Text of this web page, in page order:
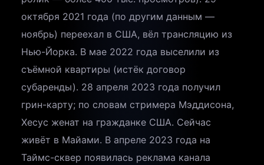
октября 2021 года (по другим данным —
ноябрь) переехал в США, вёл трансляцию из
Нью-Йорка. В мае 2022 года выселили из
съёмной квартиры (истёк договор
субаренды). 28 апреля 2023 года получил
грин-карту; по словам стримера Мэддисона,
Хесус женат на гражданке США. Сейчас
живёт в Майами. В апреле 2023 года на
Таймс-сквер появилась реклама канала